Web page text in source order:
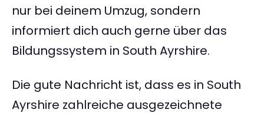
nur bei deinem Umzug, sondern
informiert dich auch gerne über das
Bildungssystem in South Ayrshire.
Die gute Nachricht ist, dass es in South
Ayrshire zahlreiche ausgezeichnete